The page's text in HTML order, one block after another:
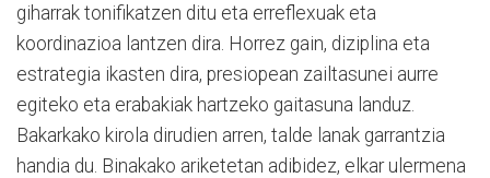
giharrak tonifikatzen ditu eta erreflexuak eta
koordinazioa lantzen dira. Horrez gain, diziplina eta
estrategia ikasten dira, presiopean zailtasunei aurre
egiteko eta erabakiak hartzeko gaitasuna landuz.
Bakarkako kirola dirudien arren, talde lanak garrantzia
handia du. Binakako ariketetan adibidez, elkar ulermena